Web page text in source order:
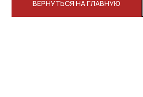
ВЕРНУТЬСЯ НА ГЛАВНУЮ